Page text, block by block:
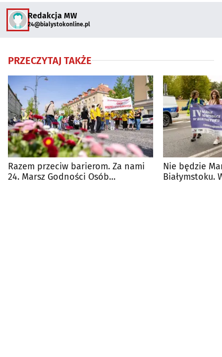
Redakcja MW
24@bialystokonline.pl
PRZECZYTAJ TAKŻE
Razem przeciw barierom. Za nami
24. Marsz Godności Osób
Nie będzie
Białymstoku.